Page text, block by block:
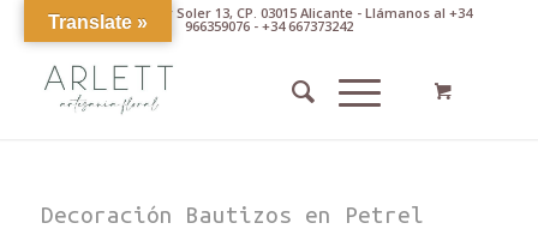
Av. Pintor Xavier Soler 13, CP. 03015 Alicante - Llámanos al +34
966359076 - +34 667373242
Decoración Bautizos en Petrel
Translate »